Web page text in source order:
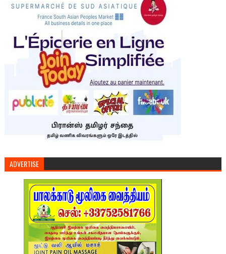
ADVERTISE